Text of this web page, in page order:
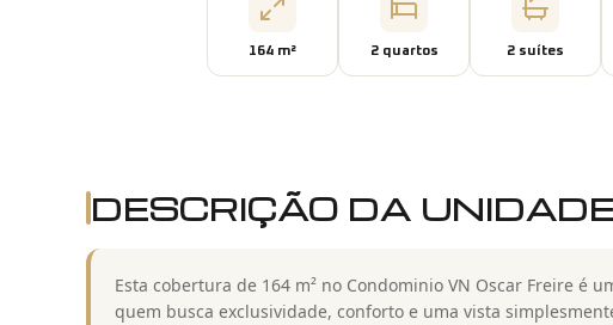
164 m² 2quartos 2 suítes
DESCRIÇÃO DA UNIDADE
Esta cobertura de 164 m² no Condominio VN Oscar Freire é
quem busca exclusividade, conforto e uma vista